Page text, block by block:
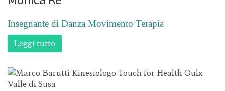
Insegnante di Danza Movimento Terapia
Leggi tutto